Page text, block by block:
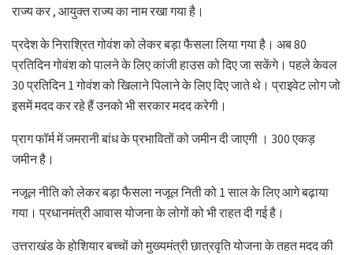
राज्य कर , आयुक्त राज्य का नाम रखा गया है।
प्रदेश के निराश्रित गोवंश को लेकर बड़ा फैसला लिया गया है। अब 80
प्रतिदिन गोवंश को पालने के लिए कांजी हाउस को दिए जा सकेंगे। पहले केवल
30 प्रतिदिन 1 गोवंश को खिलाने पिलाने के लिए दिए जाते थे। प्राइवेट लोग जो
इसमें मदद कर रहे हैं उनको भी सरकार मदद करेगी।
प्राग फॉर्म में जमरानी बांध के प्रभावितों को जमीन दी जाएगी । 300 एकड़
जमीन है।
नजूल नीति को लेकर बड़ा फैसला नजूल निती को 1 साल के लिए आगे बढ़ाया
गया। प्रधानमंत्री आवास योजना के लोगों को भी राहत दी गई है।
उत्तराखंड के होशियार बच्चों को मुख्यमंत्री छात्रवृति योजना के तहत मदद की